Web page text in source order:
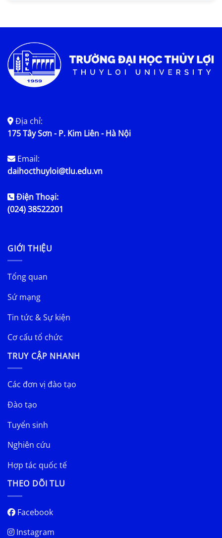
Tin tức chung
Địa chỉ:
175 Tây Sơn - P. Kim Liên - Hà Nội
Email:
daihocthuyloi@tlu.edu.vn
Điện Thoại:
(024) 38522201
GIỚI THIỆU
Tổng quan
Sứ mạng
Tin tức & Sự kiện
Cơ cấu tổ chức
TRUY CẬP NHANH
Các đơn vị đào tạo
Đào tạo
Tuyển sinh
Nghiên cứu
Hợp tác quốc tế
THEO DÕI TLU
Facebook
Instagram